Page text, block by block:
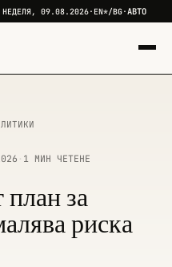
НЕДЕЛЯ, 09.08.2026· EN*/BG·АВТО
· 1 МИН ЧЕТЕНЕ
за
риска